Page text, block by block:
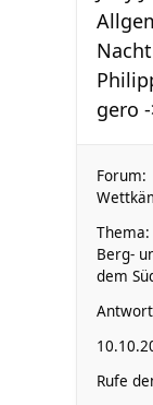
gero
Forum:
Thema:
Berg-
dem
Rufe